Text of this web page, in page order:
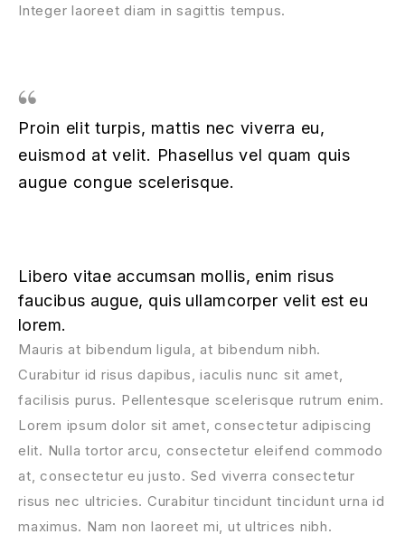
Integer laoreet diam in sagittis tempus.
Proin elit turpis, mattis nec viverra eu,
euismod at velit. Phasellus vel quam quis
augue congue scelerisque.
Libero vitae accumsan mollis, enim risus
faucibus augue, quis ullamcorper velit est eu
lorem.
Mauris at bibendum ligula, at bibendum nibh.
Curabitur id risus dapibus, iaculis nunc sit amet,
facilisis purus. Pellentesque scelerisque rutrum enim.
Lorem ipsum dolor sit amet, consectetur adipiscing
elit. Nulla tortor arcu, consectetur eleifend commodo
at, consectetur eu justo. Sed viverra consectetur
risus nec ultricies. Curabitur tincidunt tincidunt urna id
maximus. Nam non laoreet mi, ut ultrices nibh.